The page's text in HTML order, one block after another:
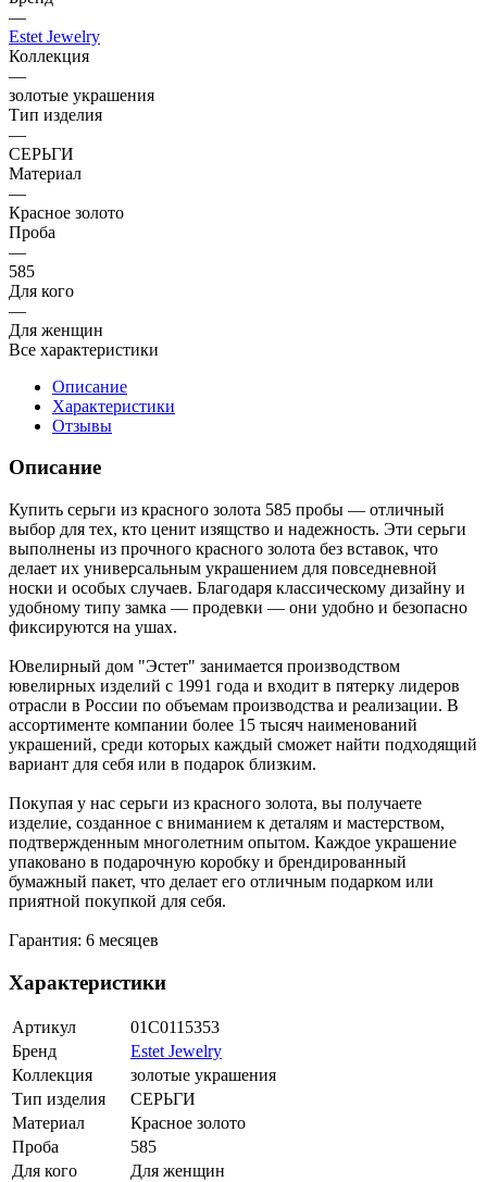
—
Estet Jewelry
Коллекция
—
золотые украшения
Тип изделия
—
СЕРЬГИ
Материал
—
Красное золото
Проба
—
585
Для кого
—
Для женщин
Все характеристики
Описание
Характеристики
Отзывы
Описание
Купить серьги из красного золота 585 пробы — отличный
выбор для тех, кто ценит изящство и надежность. Эти серьги
выполнены из прочного красного золота без вставок, что
делает их универсальным украшением для повседневной
носки и особых случаев. Благодаря классическому дизайну и
удобному типу замка — продевки — они удобно и безопасно
фиксируются на ушах.
Ювелирный дом "Эстет" занимается производством
ювелирных изделий с 1991 года и входит в пятерку лидеров
отрасли в России по объемам производства и реализации. В
ассортименте компании более 15 тысяч наименований
украшений, среди которых каждый сможет найти подходящий
вариант для себя или в подарок близким.
Покупая у нас серьги из красного золота, вы получаете
изделие, созданное с вниманием к деталям и мастерством,
подтвержденным многолетним опытом. Каждое украшение
упаковано в подарочную коробку и брендированный
бумажный пакет, что делает его отличным подарком или
приятной покупкой для себя.
Гарантия: 6 месяцев
Характеристики
Артикул
01С0115353
Бренд
Estet Jewelry
Коллекция
золотые украшения
Тип изделия
СЕРЬГИ
Материал
Красное золото
Проба
585
Для кого
Для женщин